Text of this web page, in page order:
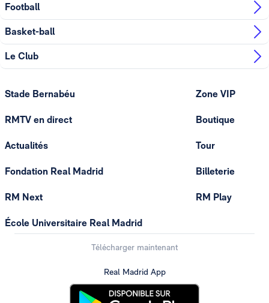
Football
Basket-ball
Le Club
Stade Bernabéu
RMTV en direct
Actualités
Fondation Real Madrid
RM Next
École Universitaire Real Madrid
Zone VIP
Boutique
Tour
Billeterie
RM Play
Télécharger maintenant
Real Madrid App